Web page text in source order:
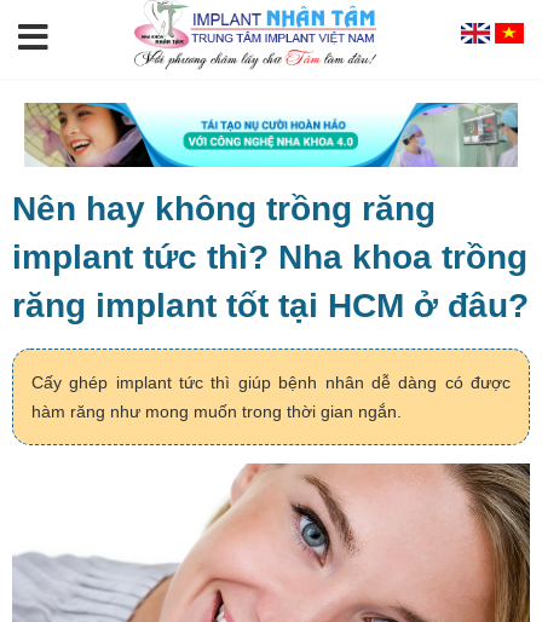
Nên hay không trồng răng
implant tức thì? Nha khoa trồng
răng implant tốt tại HCM ở đâu?
Cấy ghép implant tức thì giúp bệnh nhân dễ dàng có được
hàm răng như mong muốn trong thời gian ngắn.